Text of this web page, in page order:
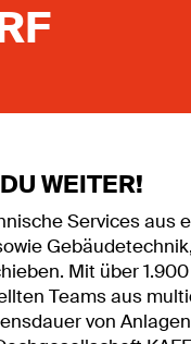
WEITER!
Services
Mit über
Teams aus
von